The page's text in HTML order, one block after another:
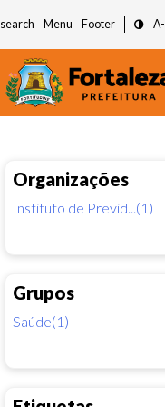
search Menu Footer A-
Organizações
Instituto de Previd...(1)
Grupos
Saúde(1)